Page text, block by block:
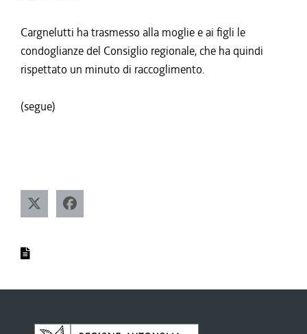
Cargnelutti ha trasmesso alla moglie e ai figli le
condoglianze del Consiglio regionale, che ha quindi
rispettato un minuto di raccoglimento.
(segue)